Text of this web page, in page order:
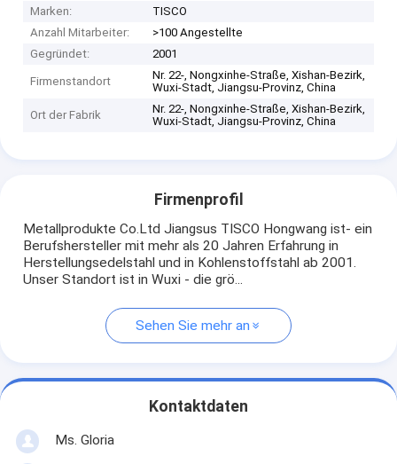
Marken:
TISCO
Anzahl Mitarbeiter:
>100 Angestellte
Gegründet:
2001
Firmenstandort
Nr. 22-, Nongxinhe-Straße, Xishan-Bezirk,
Wuxi-Stadt, Jiangsu-Provinz, China
Ort der Fabrik
Nr. 22-, Nongxinhe-Straße, Xishan-Bezirk,
Wuxi-Stadt, Jiangsu-Provinz, China
Firmenprofil
Metallprodukte Co.Ltd Jiangsus TISCO Hongwang ist- ein
Berufshersteller mit mehr als 20 Jahren Erfahrung in
Herstellungsedelstahl und in Kohlenstoffstahl ab 2001.
Unser Standort ist in Wuxi - die grö...
Sehen Sie mehr an
Kontaktdaten
Ms. Gloria